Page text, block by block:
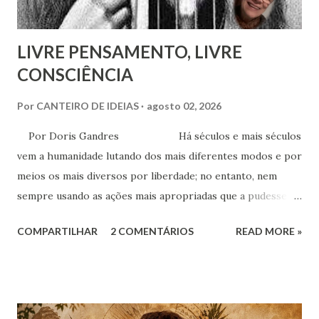
LIVRE PENSAMENTO, LIVRE
CONSCIÊNCIA
Por CANTEIRO DE IDEIAS agosto 02, 2026
Por Doris Gandres Há séculos e mais séculos
vem a humanidade lutando dos mais diferentes modos e por
meios os mais diversos por liberdade; no entanto, nem
sempre usando as ações mais apropriadas que a pudessem
aspecto material, terreno... Mesmo civilizações,
onde vige pressão, opressão, cerceamento, coação e
COMPARTILHAR 2 COMENTÁRIOS READ MORE »